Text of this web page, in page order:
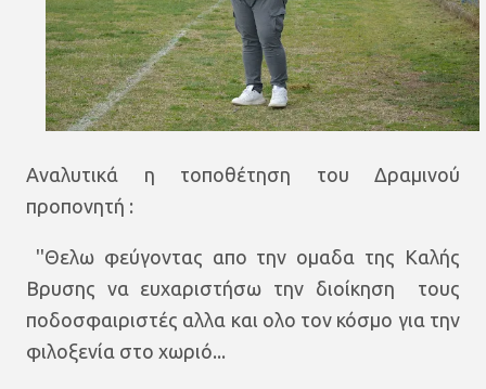
Αναλυτικά η τοποθέτηση του Δραμινού
προπονητή :
''Θελω φεύγοντας απο την ομαδα της Καλής
Βρυσης να ευχαριστήσω την διοίκηση τους
ποδοσφαιριστές αλλα και ολο τον κόσμο για την
φιλοξενία στο χωριό...